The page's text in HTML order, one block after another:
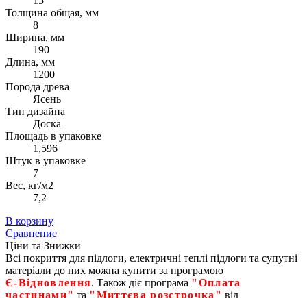
Толщина общая, мм
8
Ширина, мм
190
Длина, мм
1200
Порода древа
Ясень
Тип дизайна
Доска
Площадь в упаковке
1,596
Штук в упаковке
7
Вес, кг/м2
7,2
В корзину
Сравнение
Ціни та Знижки
Всі покриття для підлоги, електричні теплі підлоги та супутні
матеріали до них можна купити за програмою
Є‑Відновлення. Також діє програма "Оплата
частинами" та "Миттєва розстрочка" від